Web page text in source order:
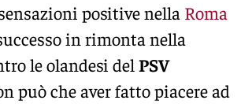
positive nella Roma
in rimonta nella
le olandesi del PSV
può che aver fatto piacere ad